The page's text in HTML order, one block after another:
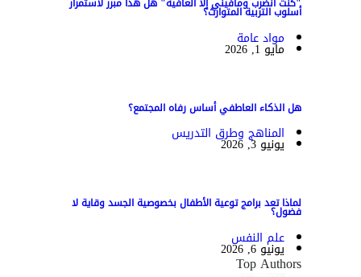
أسلوب التربية المتوارث؟
مواد عامة
مايو 1, 2026
هل الذكاء العاطفي أساس رفاه المجتمع؟
المناهج وطرق التدريس
يونيو 3, 2026
لماذا تعد برامج توعية الأطفال بخصوصية الجسد وقاية لا
فضول؟
علم النفس
يونيو 6, 2026
Top Authors